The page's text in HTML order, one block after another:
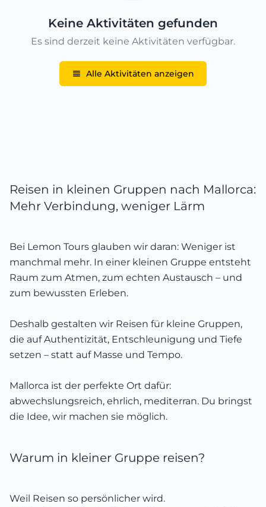
Keine Aktivitäten gefunden
Es sind derzeit keine Aktivitäten verfügbar.
Alle Aktivitäten anzeigen
Reisen in kleinen Gruppen nach Mallorca:
Mehr Verbindung, weniger Lärm
Bei Lemon Tours glauben wir daran: Weniger ist
manchmal mehr. In einer kleinen Gruppe entsteht
Raum zum Atmen, zum echten Austausch – und
zum bewussten Erleben.
Deshalb gestalten wir Reisen für kleine Gruppen,
die auf Authentizität, Entschleunigung und Tiefe
setzen – statt auf Masse und Tempo.
Mallorca ist der perfekte Ort dafür:
abwechslungsreich, ehrlich, mediterran. Du bringst
die Idee, wir machen sie möglich.
Warum in kleiner Gruppe reisen?
Weil Reisen so persönlicher wird.